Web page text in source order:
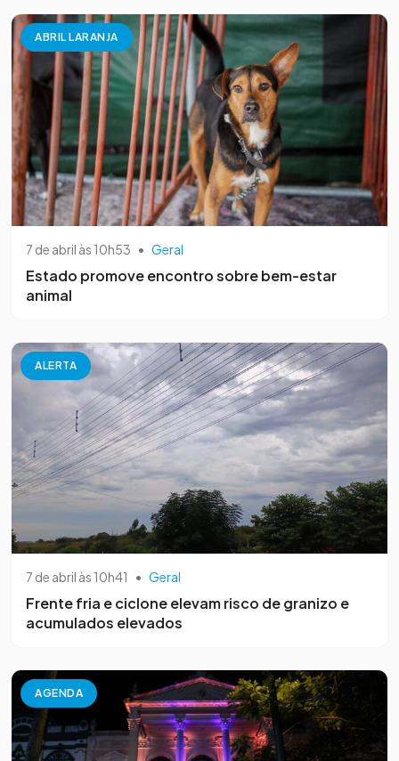
ABRIL LARANJA
7 de abril às 10h53 • Geral
Estado promove encontro sobre bem-estar
animal
ALERTA
7 de abril às 10h41 • Geral
Frente fria e ciclone elevam risco de granizo e
acumulados elevados
AGENDA